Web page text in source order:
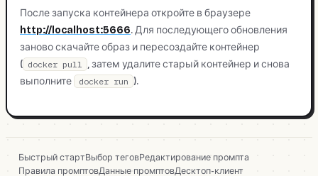
После запуска контейнера откройте в браузере
http://localhost:5666. Для последующего обновления
заново скачайте образ и пересоздайте контейнер
( docker pull
, затем удалите старый контейнер и снова
выполните
docker run ).
Быстрый стартВыбор теговРедактирование промпта
Правила промптовДанные промптовДесктоп-клиент